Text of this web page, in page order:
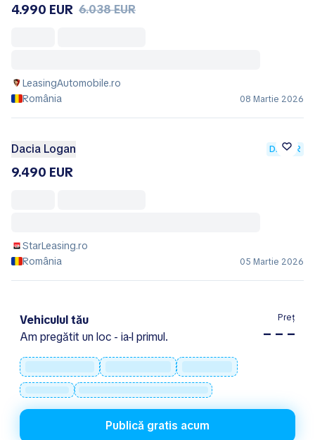
4.990 EUR 6.038 EUR
LeasingAutomobile.ro
România
08 Martie 2026
Dacia Logan DEALER
9.490 EUR
StarLeasing.ro
România
05 Martie 2026
Vehiculul tău
Am pregătit un loc - ia-l primul.
Preț
– – –
Publică gratis acum